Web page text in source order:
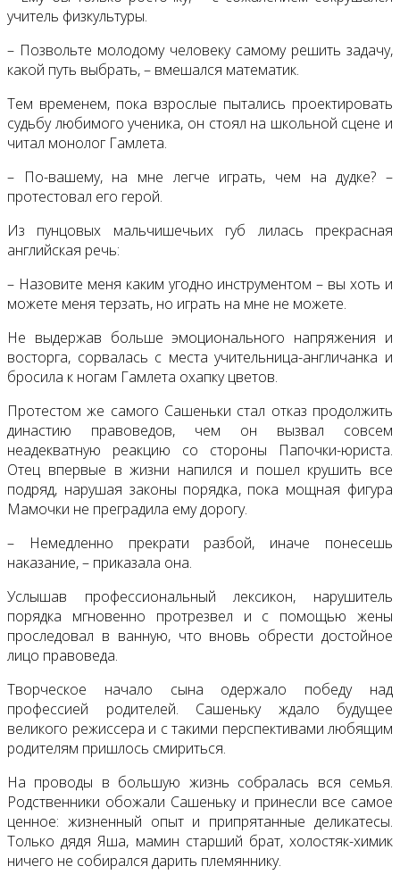
учитель физкультуры.
– Позвольте молодому человеку самому решить задачу,
какой путь выбрать, – вмешался математик.
Тем временем, пока взрослые пытались проектировать
судьбу любимого ученика, он стоял на школьной сцене и
читал монолог Гамлета.
– По-вашему, на мне легче играть, чем на дудке? –
протестовал его герой.
Из пунцовых мальчишечьих губ лилась прекрасная
английская речь:
– Назовите меня каким угодно инструментом – вы хоть и
можете меня терзать, но играть на мне не можете.
Не выдержав больше эмоционального напряжения и
восторга, сорвалась с места учительница-англичанка и
бросила к ногам Гамлета охапку цветов.
Протестом же самого Сашеньки стал отказ продолжить
династию правоведов, чем он вызвал совсем
неадекватную реакцию со стороны Папочки-юриста.
Отец впервые в жизни напился и пошел крушить все
подряд, нарушая законы порядка, пока мощная фигура
Мамочки не преградила ему дорогу.
– Немедленно прекрати разбой, иначе понесешь
наказание, – приказала она.
Услышав профессиональный лексикон, нарушитель
порядка мгновенно протрезвел и с помощью жены
проследовал в ванную, что вновь обрести достойное
лицо правоведа.
Творческое начало сына одержало победу над
профессией родителей. Сашеньку ждало будущее
великого режиссера и с такими перспективами любящим
родителям пришлось смириться.
На проводы в большую жизнь собралась вся семья.
Родственники обожали Сашеньку и принесли все самое
ценное: жизненный опыт и припрятанные деликатесы.
Только дядя Яша, мамин старший брат, холостяк-химик
ничего не собирался дарить племяннику.